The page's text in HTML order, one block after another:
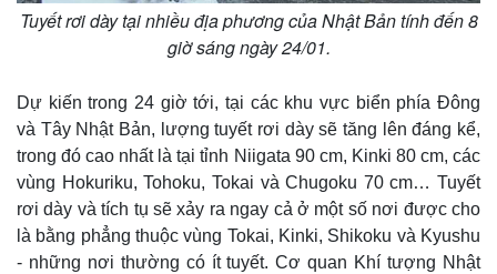
Thế giới
Quan sát
Cuộc sống đó đây
Hồ sơ
Multimedia
Video
Ảnh
E-Magazine
Infographic
Tuyết rơi dày tại nhiều địa phương của Nhật Bản tính đến 8
giờ sáng ngày 24/01.
Dự kiến trong 24 giờ tới, ​​tại các khu vực biển phía Đông
và Tây Nhật Bản, lượng ​​tuyết rơi dày sẽ tăng lên đáng kể,
trong đó cao nhất là tại tỉnh Niigata 90 cm, Kinki 80 cm, các
vùng Hokuriku, Tohoku, Tokai và Chugoku 70 cm… Tuyết
rơi dày và tích tụ sẽ xảy ra ngay cả ở một số nơi được cho
là bằng phẳng thuộc vùng Tokai, Kinki, Shikoku và Kyushu
- những nơi thường có ít tuyết. Cơ quan Khí tượng Nhật